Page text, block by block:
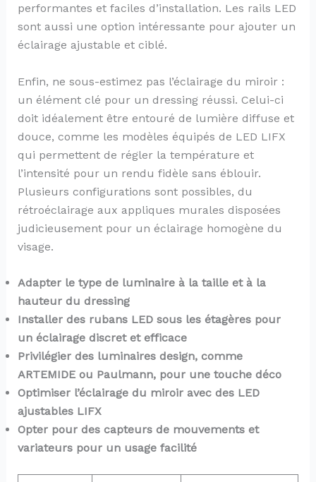
performantes et faciles d’installation. Les rails LED
sont aussi une option intéressante pour ajouter un
éclairage ajustable et ciblé.
Enfin, ne sous-estimez pas l’éclairage du miroir :
un élément clé pour un dressing réussi. Celui-ci
doit idéalement être entouré de lumière diffuse et
douce, comme les modèles équipés de LED LIFX
qui permettent de régler la température et
l’intensité pour un rendu fidèle sans éblouir.
Plusieurs configurations sont possibles, du
rétroéclairage aux appliques murales disposées
judicieusement pour un éclairage homogène du
visage.
Adapter le type de luminaire à la taille et à la
hauteur du dressing
Installer des rubans LED sous les étagères pour
un éclairage discret et efficace
Privilégier des luminaires design, comme
ARTEMIDE ou Paulmann, pour une touche déco
Optimiser l’éclairage du miroir avec des LED
ajustables LIFX
Opter pour des capteurs de mouvements et
variateurs pour un usage facilité